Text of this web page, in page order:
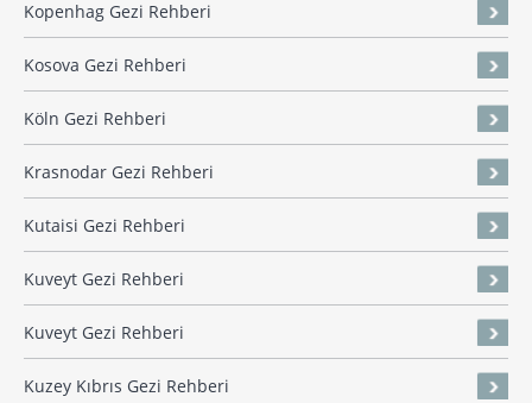
Kopenhag Gezi Rehberi
Kosova Gezi Rehberi
Köln Gezi Rehberi
Krasnodar Gezi Rehberi
Kutaisi Gezi Rehberi
Kuveyt Gezi Rehberi
Kuveyt Gezi Rehberi
Kuzey Kıbrıs Gezi Rehberi